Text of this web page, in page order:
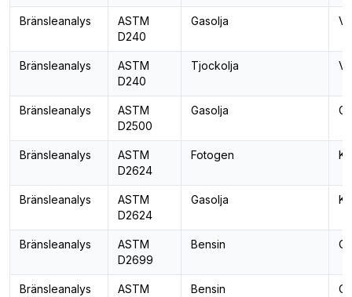
Bränsleanalys
ASTM
D240
Gasolja
Bränsleanalys
ASTM
D240
Tjockolja
Bränsleanalys
ASTM
D2500
Gasolja
Bränsleanalys
ASTM
D2624
Fotogen
Bränsleanalys
ASTM
D2624
Gasolja
Bränsleanalys
ASTM
D2699
Bensin
Bränsleanalys
ASTM
Bensin